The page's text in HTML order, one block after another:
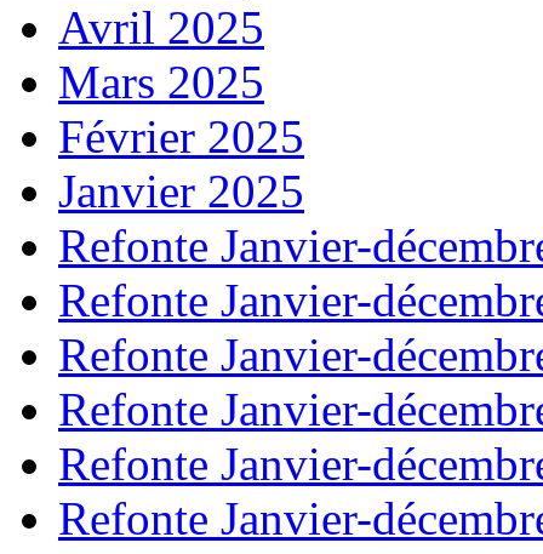
Avril 2025
Mars 2025
Février 2025
Janvier 2025
Refonte Janvier-
Refonte Janvier-
Refonte Janvier-
Refonte Janvier-
Refonte Janvier-
Refonte Janvier-